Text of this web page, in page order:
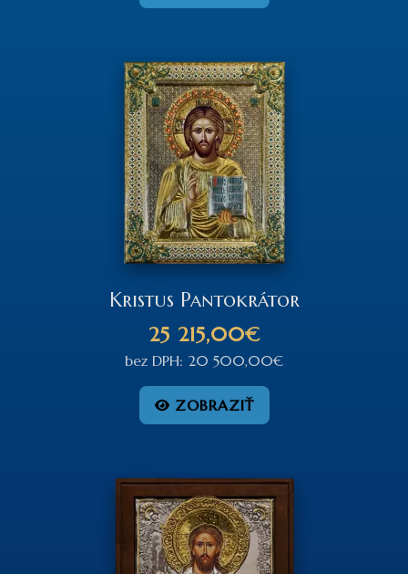
Kristus Pantokrátor
25 215,00€
bez DPH: 20 500,00€
ZOBRAZIŤ